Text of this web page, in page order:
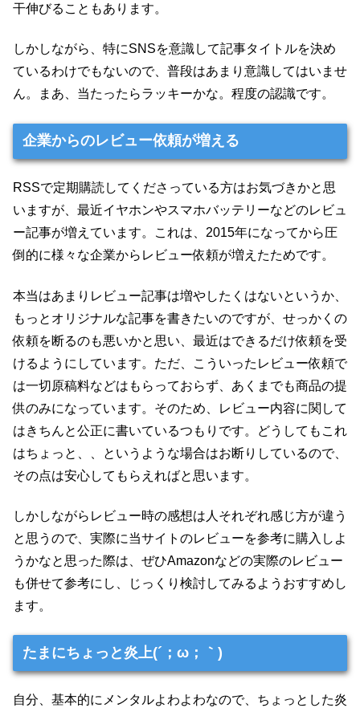
干伸びることもあります。
しかしながら、特にSNSを意識して記事タイトルを決め
ているわけでもないので、普段はあまり意識してはいませ
ん。まあ、当たったらラッキーかな。程度の認識です。
企業からのレビュー依頼が増える
RSSで定期購読してくださっている方はお気づきかと思
いますが、最近イヤホンやスマホバッテリーなどのレビュ
ー記事が増えています。これは、2015年になってから圧
倒的に様々な企業からレビュー依頼が増えたためです。
本当はあまりレビュー記事は増やしたくはないというか、
もっとオリジナルな記事を書きたいのですが、せっかくの
依頼を断るのも悪いかと思い、最近はできるだけ依頼を受
けるようにしています。ただ、こういったレビュー依頼で
は一切原稿料などはもらっておらず、あくまでも商品の提
供のみになっています。そのため、レビュー内容に関して
はきちんと公正に書いているつもりです。どうしてもこれ
はちょっと、、というような場合はお断りしているので、
その点は安心してもらえればと思います。
しかしながらレビュー時の感想は人それぞれ感じ方が違う
と思うので、実際に当サイトのレビューを参考に購入しよ
うかなと思った際は、ぜひAmazonなどの実際のレビュー
も併せて参考にし、じっくり検討してみるようおすすめし
ます。
たまにちょっと炎上(´；ω；｀)
自分、基本的にメンタルよわよわなので、ちょっとした炎